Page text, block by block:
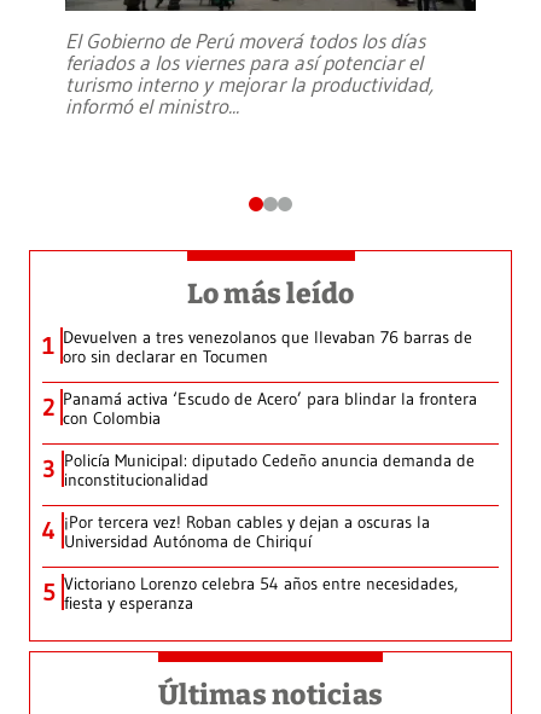
El Gobierno de Perú moverá todos los días
feriados a los viernes para así potenciar el
turismo interno y mejorar la productividad,
informó el ministro...
Lo más leído
1 Devuelven a tres venezolanos que llevaban 76 barras de
oro sin declarar en Tocumen
2 Panamá activa ‘Escudo de Acero’ para blindar la frontera
con Colombia
3 Policía Municipal: diputado Cedeño anuncia demanda de
inconstitucionalidad
4 ¡Por tercera vez! Roban cables y dejan a oscuras la
Universidad Autónoma de Chiriquí
5 Victoriano Lorenzo celebra 54 años entre necesidades,
fiesta y esperanza
Últimas noticias